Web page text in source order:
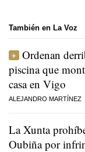
También en La Voz
Ordenan
piscina que
casa en Vigo
ALEJANDRO MARTÍNEZ
La Xunta
Oubiña por